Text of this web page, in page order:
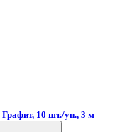
Графит, 10 шт./уп., 3 м